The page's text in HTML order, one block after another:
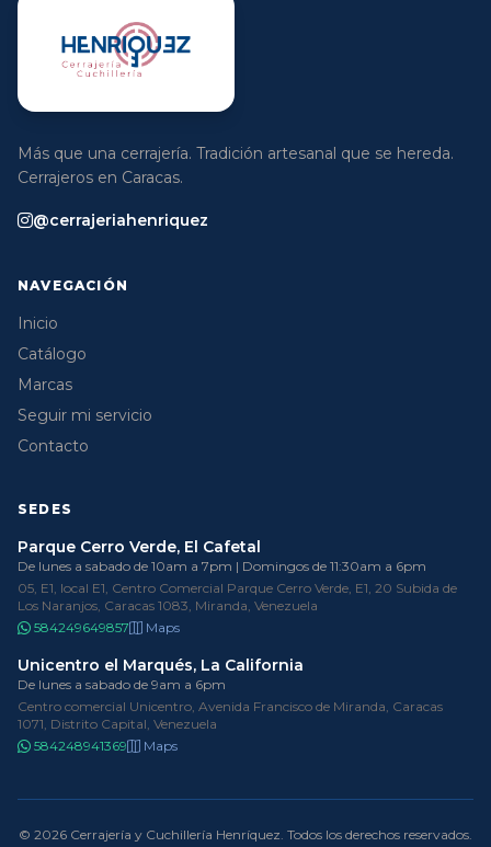
Más que una cerrajería. Tradición artesanal que se hereda.
Cerrajeros en Caracas.
@cerrajeriahenriquez
NAVEGACIÓN
Inicio
Catálogo
Marcas
Seguir mi servicio
Contacto
SEDES
Parque Cerro Verde, El Cafetal
De lunes a sabado de 10am a 7pm | Domingos de 11:30am a 6pm
05, E1, local E1, Centro Comercial Parque Cerro Verde, E1, 20 Subida de
Los Naranjos, Caracas 1083, Miranda, Venezuela
584249649857
Maps
Unicentro el Marqués, La California
De lunes a sabado de 9am a 6pm
Centro comercial Unicentro, Avenida Francisco de Miranda, Caracas
1071, Distrito Capital, Venezuela
584248941369
Maps
© 2026 Cerrajería y Cuchillería Henríquez. Todos los derechos reservados.